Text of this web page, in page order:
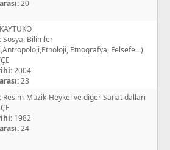
20
Sosyal Bilimler
Etnografya, Felsefe...)
2004
23
Resim-Müzik-Heykel ve diğer Sanat dalları
1982
24